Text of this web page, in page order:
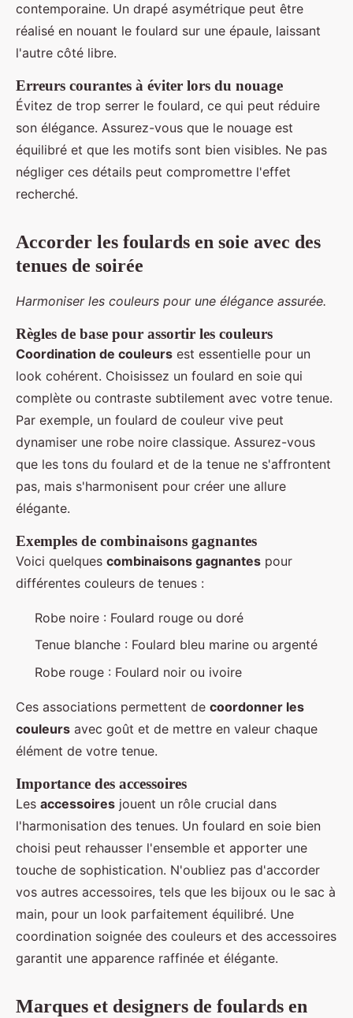
contemporaine. Un drapé asymétrique peut être
réalisé en nouant le foulard sur une épaule, laissant
l'autre côté libre.
Erreurs courantes à éviter lors du nouage
Évitez de trop serrer le foulard, ce qui peut réduire
son élégance. Assurez-vous que le nouage est
équilibré et que les motifs sont bien visibles. Ne pas
négliger ces détails peut compromettre l'effet
recherché.
Accorder les foulards en soie avec des
tenues de soirée
Harmoniser les couleurs pour une élégance assurée.
Règles de base pour assortir les couleurs
Coordination de couleurs est essentielle pour un
look cohérent. Choisissez un foulard en soie qui
complète ou contraste subtilement avec votre tenue.
Par exemple, un foulard de couleur vive peut
dynamiser une robe noire classique. Assurez-vous
que les tons du foulard et de la tenue ne s'affrontent
pas, mais s'harmonisent pour créer une allure
élégante.
Exemples de combinaisons gagnantes
Voici quelques combinaisons gagnantes pour
différentes couleurs de tenues :
Robe noire : Foulard rouge ou doré
Tenue blanche : Foulard bleu marine ou argenté
Robe rouge : Foulard noir ou ivoire
Ces associations permettent de coordonner les
couleurs avec goût et de mettre en valeur chaque
élément de votre tenue.
Importance des accessoires
Les accessoires jouent un rôle crucial dans
l'harmonisation des tenues. Un foulard en soie bien
choisi peut rehausser l'ensemble et apporter une
touche de sophistication. N'oubliez pas d'accorder
vos autres accessoires, tels que les bijoux ou le sac à
main, pour un look parfaitement équilibré. Une
coordination soignée des couleurs et des accessoires
garantit une apparence raffinée et élégante.
Marques et designers de foulards en